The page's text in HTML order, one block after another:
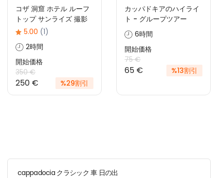
コザ 洞窟 ホテル ルーフ
トップ サンライズ 撮影
5.00 (1)
2時間
開始価格
350 €
250 € %29割引
カッパドキアのハイライ
ト - グループツアー
6時間
開始価格
75 €
65 € %13割引
cappadocia クラシック 車 日の出